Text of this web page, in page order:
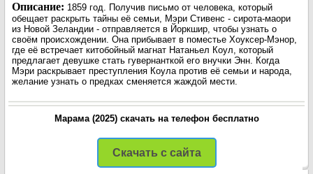
Описание: 1859 год. Получив письмо от человека, который
обещает раскрыть тайны её семьи, Мэри Стивенс - сирота-маори
из Новой Зеландии - отправляется в Йоркшир, чтобы узнать о
своём происхождении. Она прибывает в поместье Хоуксер-Мэнор,
где её встречает китобойный магнат Натаньел Коул, который
предлагает девушке стать гувернанткой его внучки Энн. Когда
Мэри раскрывает преступления Коула против её семьи и народа,
желание узнать о предках сменяется жаждой мести.
Марама (2025) скачать на телефон бесплатно
Скачать с сайта